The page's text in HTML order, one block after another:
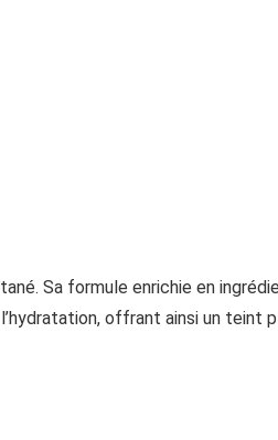
Sa formule enrichie en
offrant ainsi un teint